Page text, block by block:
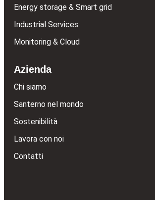
Energy storage & Smart grid
Industrial Services
Monitoring & Cloud
Azienda
Chi siamo
Santerno nel mondo
Sostenibilità
Lavora con noi
Contatti